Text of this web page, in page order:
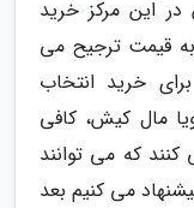
این مرکز خرید
به قیمت ترجیح می
خرید انتخاب
مال کیش، کافی
که می توانند
می کنیم بعد